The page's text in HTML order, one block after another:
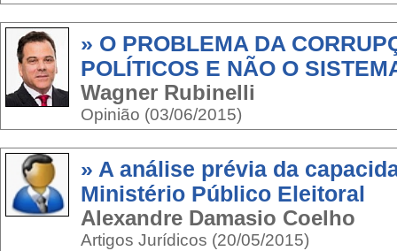
» O PROBLEMA DA
POLÍTICOS E NÃO O
Wagner Rubinelli
Opinião (03/06/2015)
» A análise prévia da
Ministério Público Eleitoral
Alexandre Damasio Coelho
Artigos Jurídicos (20/05/2015)